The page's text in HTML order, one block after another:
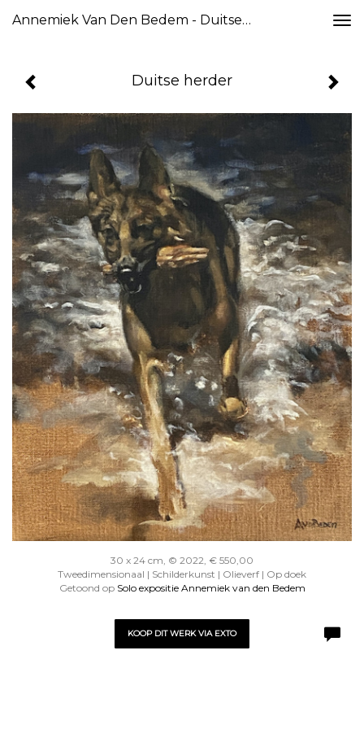
Annemiek Van Den Bedem - Duitse Herder
Duitse herder
30 x 24 cm, © 2022, € 550,00
Tweedimensionaal | Schilderkunst | Olieverf | Op doek
Getoond op Solo expositie Annemiek van den Bedem
KOOP DIT WERK VIA EXTO